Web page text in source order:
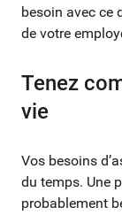
besoin avec ce
de votre
Tenez
vie
Vos besoins
du temps. Une
probablement